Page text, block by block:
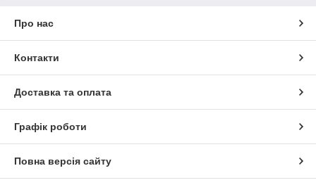
Про нас
Контакти
Доставка та оплата
Графік роботи
Повна версія сайту